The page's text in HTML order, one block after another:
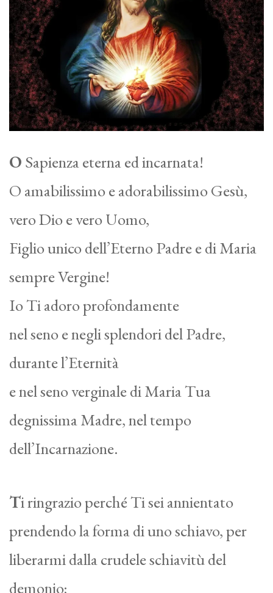
O Sapienza eterna ed incarnata!
O amabilissimo e adorabilissimo Gesù,
vero Dio e vero Uomo,
Figlio unico dell’Eterno Padre e di Maria
sempre Vergine!
Io Ti adoro profondamente
nel seno e negli splendori del Padre,
durante l’Eternità
e nel seno verginale di Maria Tua
degnissima Madre, nel tempo
dell’Incarnazione.
Ti ringrazio perché Ti sei annientato
prendendo la forma di uno schiavo, per
liberarmi dalla crudele schiavitù del
demonio;